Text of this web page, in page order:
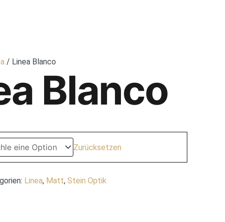
/ Linea Blanco
Blanco
Zurücksetzen
Linea, Matt, Stein Optik